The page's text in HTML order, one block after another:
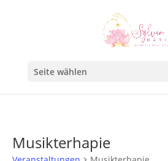
Seite wählen
Musikterhapie